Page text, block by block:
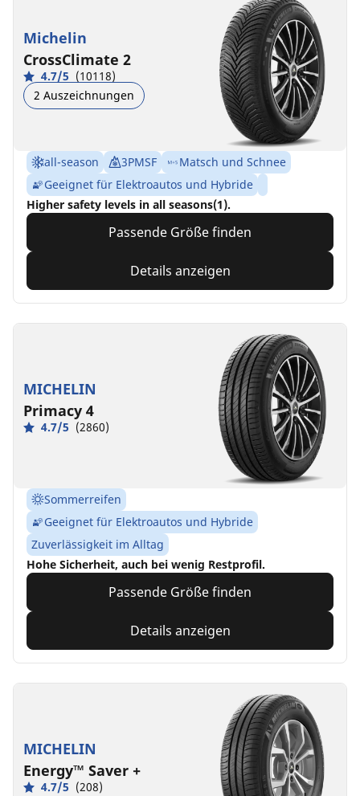
Michelin
CrossClimate 2
4.7/5 (10118)
2 Auszeichnungen
all-season 3PMSF
Matsch und Schnee
Geeignet für Elektroautos und Hybride
Higher safety levels in all seasons(1).
Passende Größe finden
Details anzeigen
MICHELIN
Primacy 4
4.7/5 (2860)
Sommerreifen
Geeignet für Elektroautos und Hybride
Zuverlässigkeit im Alltag
Hohe Sicherheit, auch bei wenig Restprofil.
Passende Größe finden
Details anzeigen
MICHELIN
Energy™ Saver +
4.7/5 (208)